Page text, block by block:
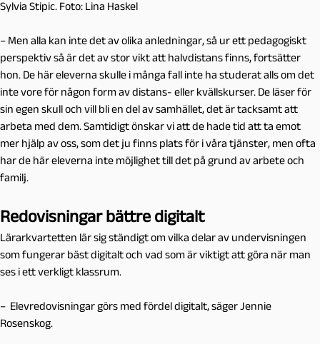
Sylvia Stipic. Foto: Lina Haskel
– Men alla kan inte det av olika anledningar, så ur ett pedagogiskt
perspektiv så är det av stor vikt att halvdistans finns, fortsätter
hon. De här eleverna skulle i många fall inte ha studerat alls om det
inte vore för någon form av distans- eller kvällskurser. De läser för
sin egen skull och vill bli en del av samhället, det är tacksamt att
arbeta med dem. Samtidigt önskar vi att de hade tid att ta emot
mer hjälp av oss, som det ju finns plats för i våra tjänster, men ofta
har de här eleverna inte möjlighet till det på grund av arbete och
familj.
Redovisningar bättre digitalt
Lärarkvartetten lär sig ständigt om vilka delar av undervisningen
som fungerar bäst digitalt och vad som är viktigt att göra när man
ses i ett verkligt klassrum.
– Elevredovisningar görs med fördel digitalt, säger Jennie
Rosenskog.